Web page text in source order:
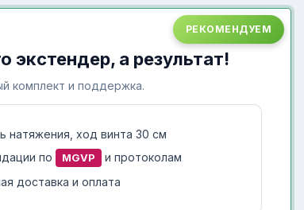
РЕКОМЕНДУЕМ
экстендер, а результат!
комплект и поддержка.
натяжения, ход винта 30 см
по MGVP
и протоколам
доставка и оплата